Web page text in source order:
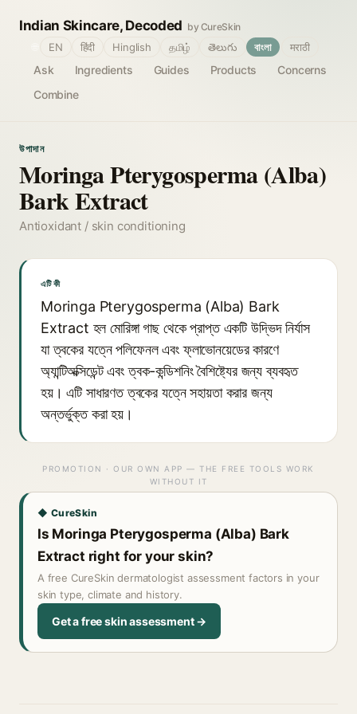
Indian Skincare, Decoded by CureSkin
Ask Ingredients Guides Products
Concerns
Combine
EN हिंदी Hinglish தமிழ் తెలుగు বাংলা मराठी
উপাদান
Moringa Pterygosperma (Alba)
Bark Extract
Antioxidant / skin conditioning
এটি কী
Moringa Pterygosperma (Alba) Bark
Extract হল মোরিঙ্গা গাছ থেকে প্রাপ্ত একটি উদ্ভিদ নির্যাস
যা ত্বকের যত্নে পলিফেনল এবং ফ্লাভোনয়েডের কারণে
অ্যান্টিঅক্সিডেন্ট এবং ত্বক-কন্ডিশনিং বৈশিষ্ট্যের জন্য ব্যবহৃত
হয়। এটি সাধারণত ত্বকের যত্নে সহায়তা করার জন্য
অন্তর্ভুক্ত করা হয়।
PROMOTION · OUR OWN APP — THE FREE TOOLS WORK
WITHOUT IT
◆ CureSkin
Is Moringa Pterygosperma (Alba) Bark
Extract right for your skin?
A free CureSkin dermatologist assessment factors in your
skin type, climate and history.
Get a free skin assessment →